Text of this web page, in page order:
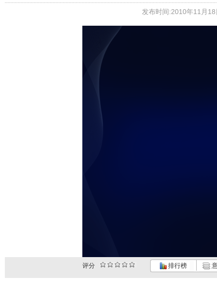
发布时间:2010年11月
评分 排行榜